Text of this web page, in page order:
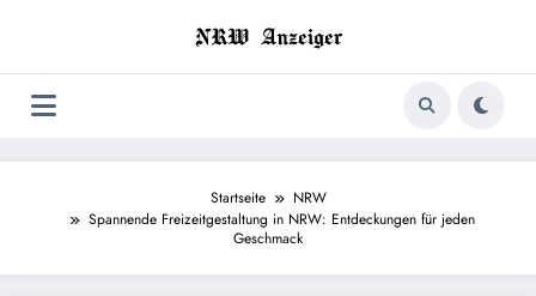
Startseite
NRW
Spannende Freizeitgestaltung in NRW: Entdeckungen für jeden
Geschmack